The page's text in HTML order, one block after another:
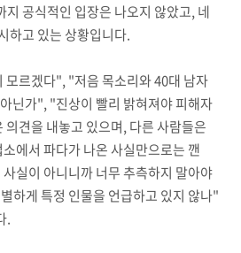
지 공식적인 입장은 나오지 않았고, 네
하고 있는 상황입니다.
모르겠다", "저음 목소리와 40대 남자
닌가", "진상이 빨리 밝혀져야 피해자
견을 내놓고 있으며, 다른 사람들은
에서 파다가 나온 사실만으로는 깬
실이 아니니까 너무 추측하지 말아야
하게 특정 인물을 언급하고 있지 않나"
.